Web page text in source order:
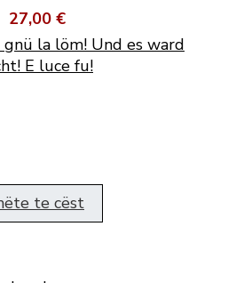
27,00 €
gnü la löm! Und es ward
E luce fu!
te cëst